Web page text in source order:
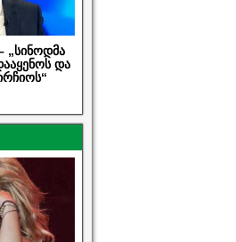
„სინოდმა
და